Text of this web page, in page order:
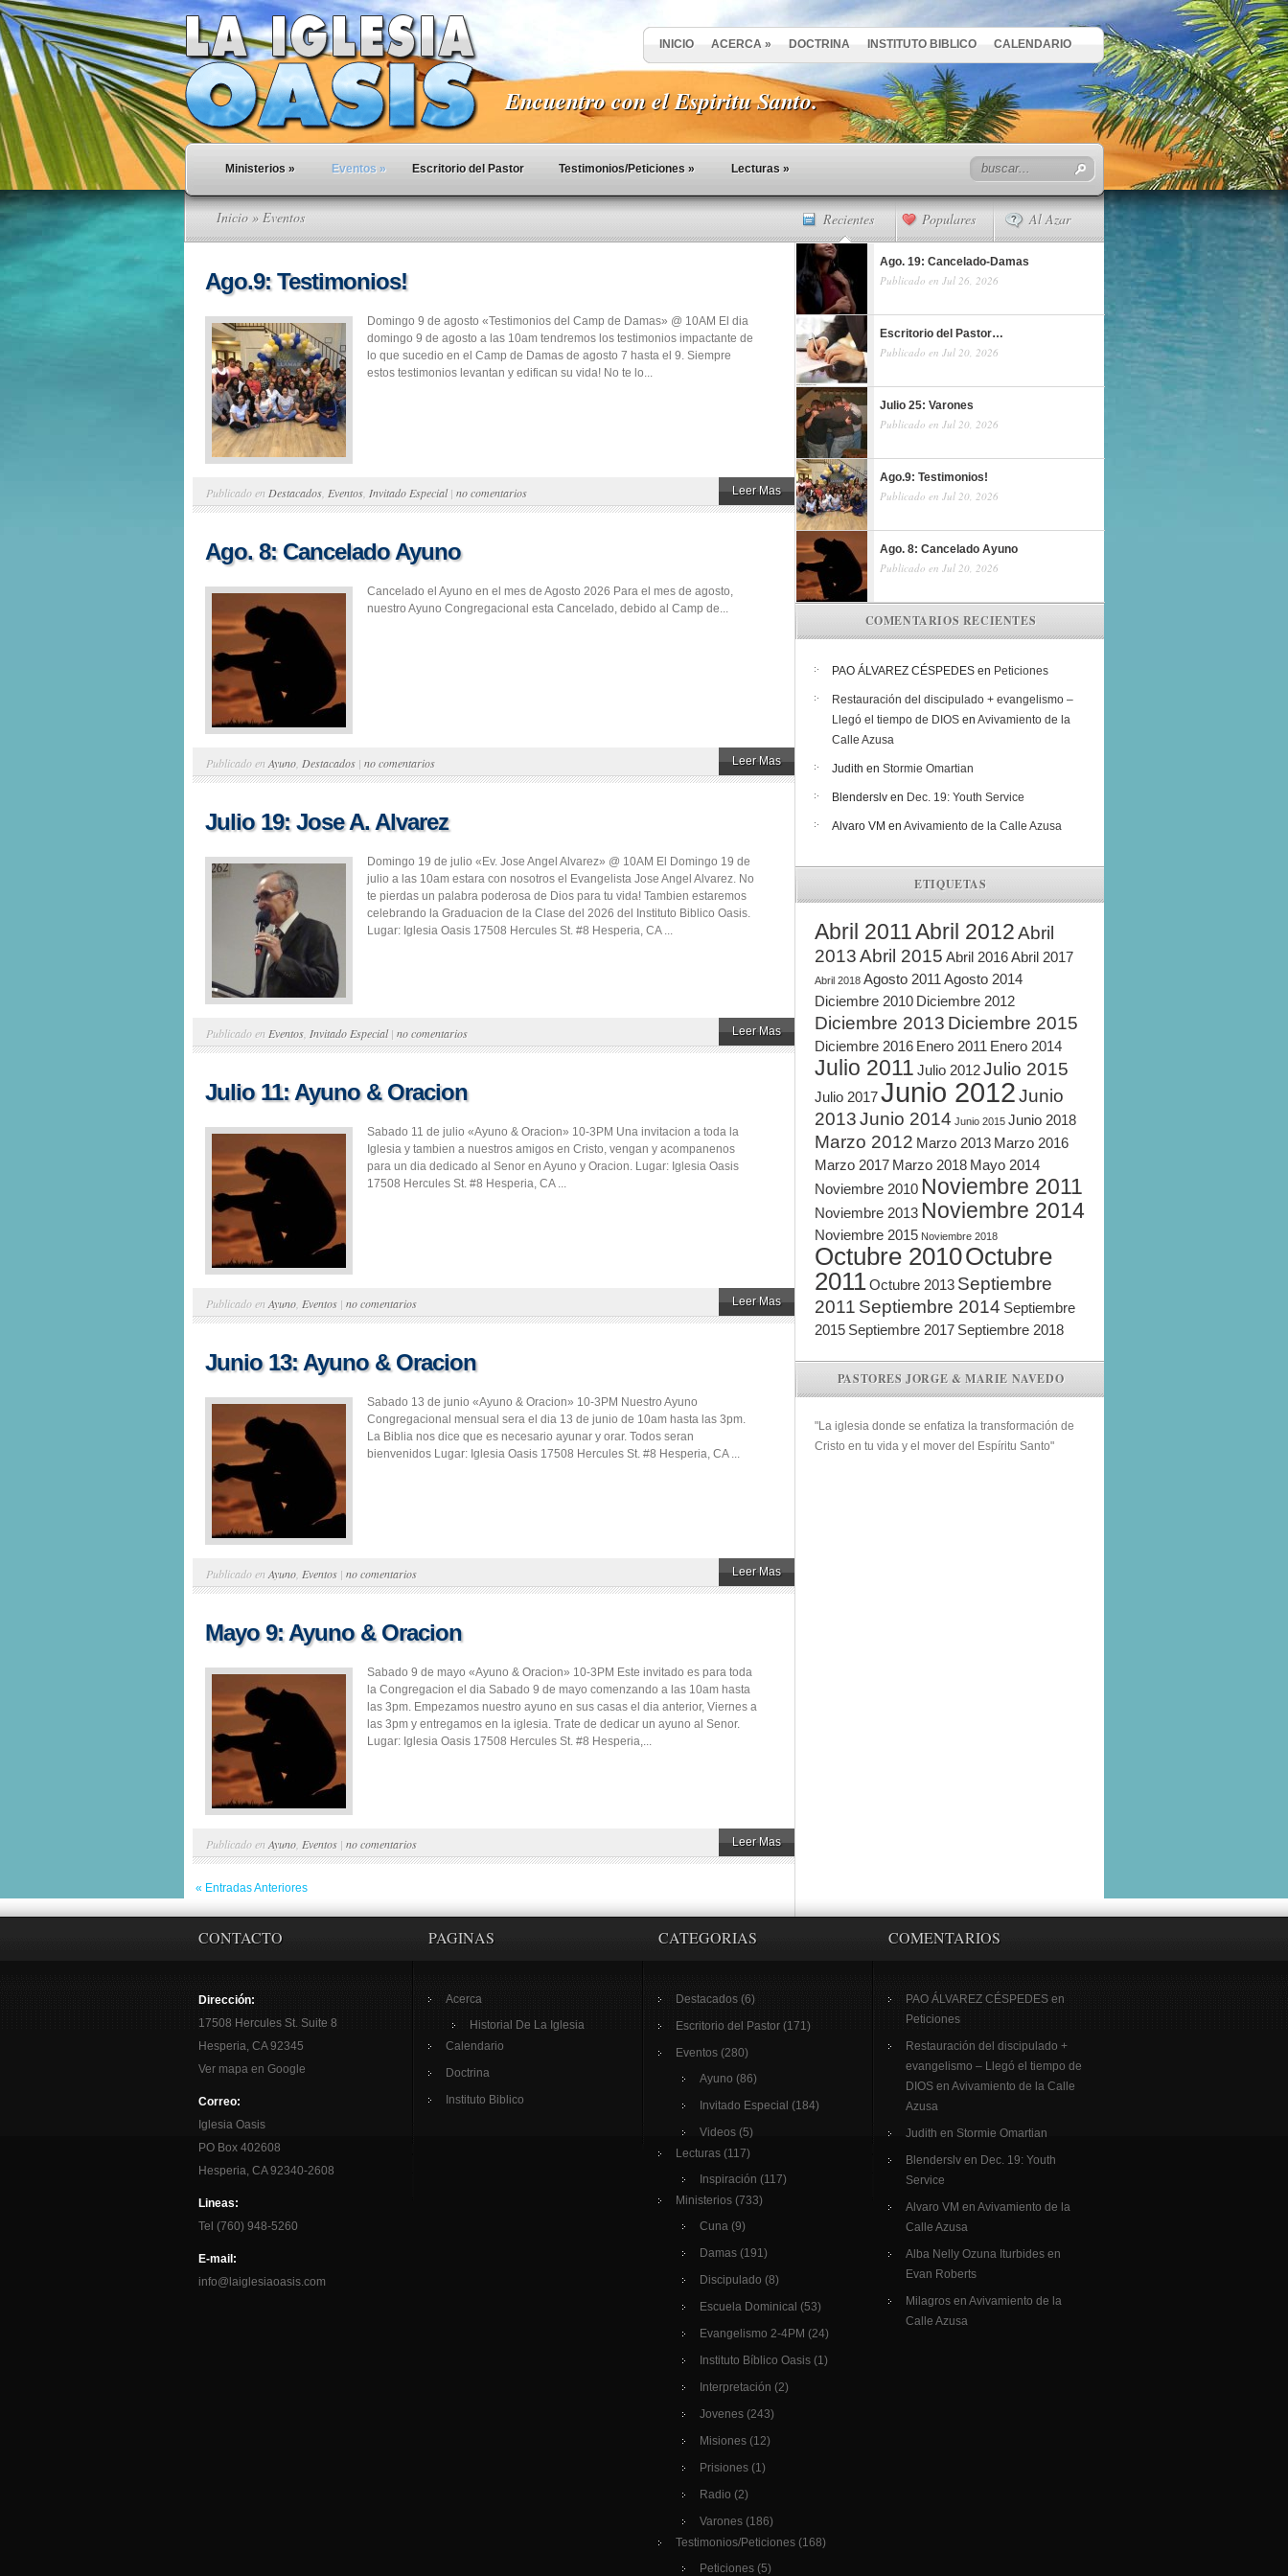
INICIO ACERCA » DOCTRINA INSTITUTO BIBLICO CALENDARIO
Encuentro con el Espiritu Santo.
Ministerios » Eventos » Escritorio del Pastor Testimonios/Peticiones » Lecturas »
Inicio » Eventos
Ago.9: Testimonios!
Domingo 9 de agosto «Testimonios del Camp de Damas» @ 10AM El dia
domingo 9 de agosto a las 10am tendremos los testimonios impactante de
lo que sucedio en el Camp de Damas de agosto 7 hasta el 9. Siempre
estos testimonios levantan y edifican su vida! No te lo...
Publicado en Destacados Eventos Invitado Especial| no comentarios Leer Mas
Ago. 8: Cancelado Ayuno
Cancelado el Ayuno en el mes de Agosto 2026 Para el mes de agosto,
nuestro Ayuno Congregacional esta Cancelado, debido al Camp de...
Publicado en Ayuno Destacados | no comentarios Leer Mas
Julio 19: Jose A. Alvarez
Domingo 19 de julio «Ev. Jose Angel Alvarez» @ 10AM El Domingo 19 de
julio a las 10am estara con nosotros el Evangelista Jose Angel Alvarez. No
te pierdas un palabra poderosa de Dios para tu vida! Tambien estaremos
celebrando la Graduacion de la Clase del 2026 del Instituto Biblico Oasis.
Lugar: Iglesia Oasis 17508 Hercules St. #8 Hesperia, CA ...
Publicado en Eventos Invitado Especial| no comentarios Leer Mas
Julio 11: Ayuno & Oracion
Sabado 11 de julio «Ayuno & Oracion» 10-3PM Una invitacion a toda la
Iglesia y tambien a nuestros amigos en Cristo, vengan y acompanenos
para un dia dedicado al Senor en Ayuno y Oracion. Lugar: Iglesia Oasis
17508 Hercules St. #8 Hesperia, CA ...
Publicado en Ayuno Eventos | no comentarios Leer Mas
Junio 13: Ayuno & Oracion
Sabado 13 de junio «Ayuno & Oracion» 10-3PM Nuestro Ayuno
Congregacional mensual sera el dia 13 de junio de 10am hasta las 3pm.
La Biblia nos dice que es necesario ayunar y orar. Todos seran
bienvenidos Lugar: Iglesia Oasis 17508 Hercules St. #8 Hesperia, CA ...
Publicado en Ayuno Eventos | no comentarios Leer Mas
Mayo 9: Ayuno & Oracion
Sabado 9 de mayo «Ayuno & Oracion» 10-3PM Este invitado es para toda
la Congregacion el dia Sabado 9 de mayo comenzando a las 10am hasta
las 3pm. Empezamos nuestro ayuno en sus casas el dia anterior, Viernes a
las 3pm y entregamos en la iglesia. Trate de dedicar un ayuno al Senor.
Lugar: Iglesia Oasis 17508 Hercules St. #8 Hesperia,...
Publicado en Ayuno Eventos | no comentarios Leer Mas
« Entradas Anteriores
Recientes Populares Al Azar
Ago. 19: Cancelado-Damas
Publicado en Jul 26, 2026
Escritorio del Pastor…
Publicado en Jul 20, 2026
Julio 25: Varones
Publicado en Jul 20, 2026
Ago.9: Testimonios!
Publicado en Jul 20, 2026
Ago. 8: Cancelado Ayuno
Publicado en Jul 20, 2026
COMENTARIOS RECIENTES
PAO ÁLVAREZ CÉSPEDES en Peticiones
Restauración del discipulado + evangelismo –
Llegó el tiempo de DIOS en Avivamiento de la
Calle Azusa
Judith en Stormie Omartian
Blenderslv en Dec. 19: Youth Service
Alvaro VM en Avivamiento de la Calle Azusa
ETIQUETAS
Abril 2011Abril 2012Abril
2013Abril 2015 Abril 2016Abril 2017
Abril 2018 Agosto 2011 Agosto 2014
Diciembre 2010 Diciembre 2012
Diciembre 2013 Diciembre 2015
Diciembre 2016 Enero 2011 Enero 2014
Julio 2011 Julio 2012Julio 2015
Julio 2017Junio 2012Junio
2013Junio 2014 Junio 2015 Junio 2018
Marzo 2012 Marzo 2013 Marzo 2016
Marzo 2017 Marzo 2018 Mayo 2014
Noviembre 2010 Noviembre 2011
Noviembre 2013 Noviembre 2014
Noviembre 2015 Noviembre 2018
Octubre 2010Octubre
2011Octubre 2013 Septiembre
2011 Septiembre 2014 Septiembre
2015 Septiembre 2017 Septiembre 2018
PASTORES JORGE & MARIE NAVEDO
"La iglesia donde se enfatiza la transformación de
Cristo en tu vida y el mover del Espíritu Santo"
CONTACTO
Dirección:
17508 Hercules St. Suite 8
Hesperia, CA 92345
Ver mapa en Google
Correo:
Iglesia Oasis
PO Box 402608
Hesperia, CA 92340-2608
Lineas:
Tel (760) 948-5260
E-mail:
info@laiglesiaoasis.com
PAGINAS
Acerca
Historial De La Iglesia
Calendario
Doctrina
Instituto Biblico
CATEGORIAS
Destacados (6)
Escritorio del Pastor (171)
Eventos (280)
Ayuno (86)
Invitado Especial (184)
Videos (5)
Lecturas (117)
Inspiración (117)
Ministerios (733)
Cuna (9)
Damas (191)
Discipulado (8)
Escuela Dominical (53)
Evangelismo 2-4PM (24)
Instituto Bíblico Oasis (1)
Interpretación (2)
Jovenes (243)
Misiones (12)
Prisiones (1)
Radio (2)
Varones (186)
Testimonios/Peticiones (168)
Peticiones (5)
COMENTARIOS
PAO ÁLVAREZ CÉSPEDES en
Peticiones
Restauración del discipulado +
evangelismo – Llegó el tiempo de
DIOS en Avivamiento de la Calle
Azusa
Judith en Stormie Omartian
Blenderslv en Dec. 19: Youth
Service
Alvaro VM en Avivamiento de la
Calle Azusa
Alba Nelly Ozuna Iturbides en
Evan Roberts
Milagros en Avivamiento de la
Calle Azusa